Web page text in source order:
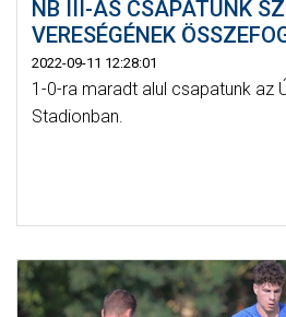
NB III-AS CSAPATUNK
VERESÉGÉNEK
2022-09-11 12:28:01
1-0-ra maradt alul csapatunk az
Stadionban.